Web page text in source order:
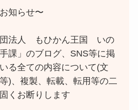
知らせ〜
団法人 もひかん王国 いの
課」のブログ、SNS等に掲
る全ての内容について(文
)、複製、転載、転用等の二
くお断りします